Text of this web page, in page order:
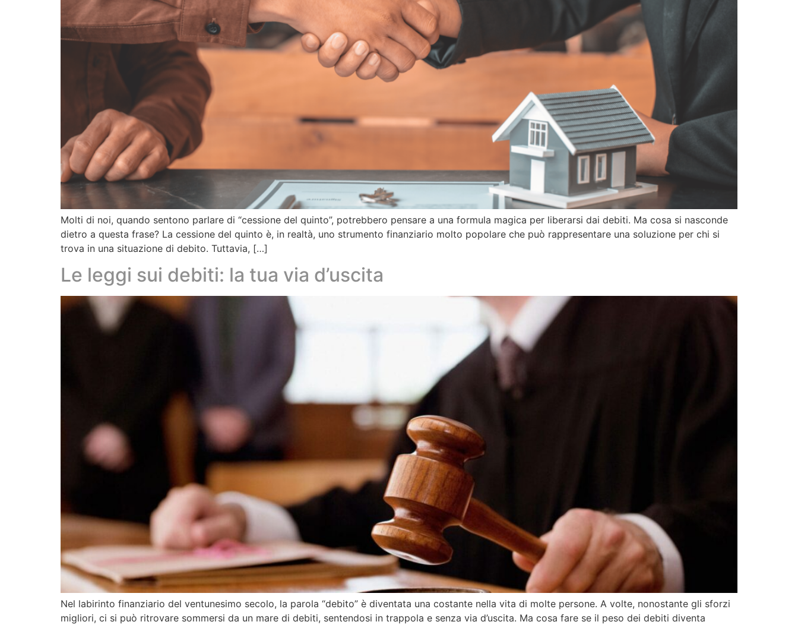
Molti di noi, quando sentono parlare di “cessione del quinto”, potrebbero pensare a una formula magica per liberarsi dai debiti. Ma cosa si nasconde
dietro a questa frase? La cessione del quinto è, in realtà, uno strumento finanziario molto popolare che può rappresentare una soluzione per chi si
trova in una situazione di debito. Tuttavia, […]
Le leggi sui debiti: la tua via d’uscita
Nel labirinto finanziario del ventunesimo secolo, la parola “debito” è diventata una costante nella vita di molte persone. A volte, nonostante gli sforzi
migliori, ci si può ritrovare sommersi da un mare di debiti, sentendosi in trappola e senza via d’uscita. Ma cosa fare se il peso dei debiti diventa